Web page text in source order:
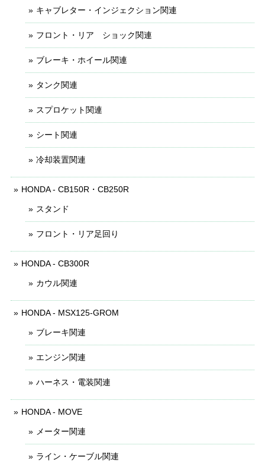
キャブレター・インジェクション関連
フロント・リア ショック関連
ブレーキ・ホイール関連
タンク関連
スプロケット関連
シート関連
冷却装置関連
HONDA - CB150R・CB250R
スタンド
フロント・リア足回り
HONDA - CB300R
カウル関連
HONDA - MSX125-GROM
ブレーキ関連
エンジン関連
ハーネス・電装関連
HONDA - MOVE
メーター関連
ライン・ケーブル関連